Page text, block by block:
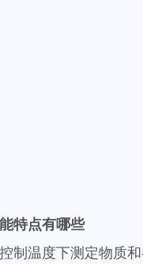
特点有哪些
制温度下测定物质